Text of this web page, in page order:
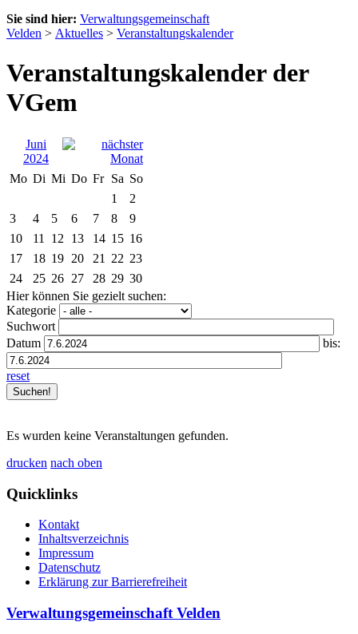
Sie sind hier: Verwaltungsgemeinschaft
Velden > Aktuelles > Veranstaltungskalender
Veranstaltungskalender der
VGem
Juni
2024
Mo Di Mi Do Fr Sa So
1
2
3
4 5 6 7 8
9
10
11 12 13 14 15 16
17
18 19 20 21 22 23
24
25 26 27 28 29 30
Hier können Sie gezielt suchen:
Kategorie
Suchwort
Datum
bis:
reset
Es wurden keine Veranstaltungen gefunden.
drucken nach oben
Quicklinks
Kontakt
Inhaltsverzeichnis
Impressum
Datenschutz
Erklärung zur Barrierefreiheit
Verwaltungsgemeinschaft Velden